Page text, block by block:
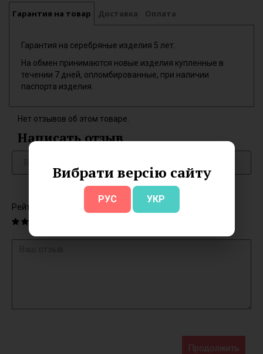
Вибрати версію сайту
РУС УКР
Гарантия на товар Доставка Оплата
Гарантия на серебряные изделия 5 лет.
На обмен принимаются новые изделия купленные в
течении 7 дней, опломбированные, при наличии
паспорта изделия.
Нет отзывов об этом товаре.
Написать отзыв
Рейтинг
Продолжить